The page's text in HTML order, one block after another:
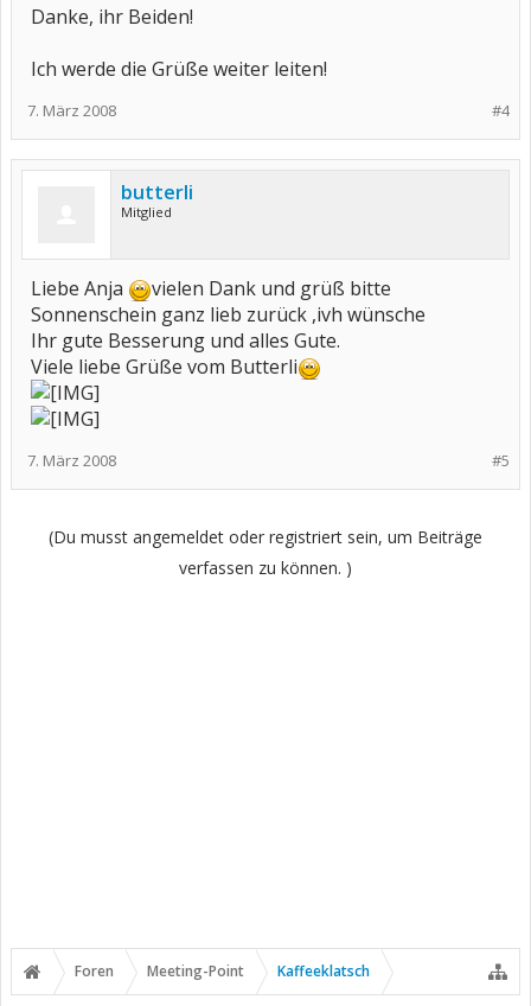
Danke, ihr Beiden!
Ich werde die Grüße weiter leiten!
#4
7. März 2008
butterli
Mitglied
Liebe Anja
vielen Dank und grüß bitte
Sonnenschein ganz lieb zurück ,ivh wünsche
Ihr gute Besserung und alles Gute.
Viele liebe Grüße vom Butterli
#5
7. März 2008
(Du musst angemeldet oder registriert sein, um Beiträge
verfassen zu können. )
Foren Meeting-Point Kaffeeklatsch